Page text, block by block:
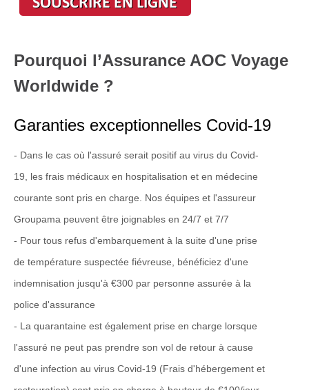
Pourquoi l’Assurance AOC Voyage
Worldwide ?
Garanties exceptionnelles Covid-19
- Dans le cas où l'assuré serait positif au virus du Covid-
19, les frais médicaux en hospitalisation et en médecine
courante sont pris en charge. Nos équipes et l'assureur
Groupama peuvent être joignables en 24/7 et 7/7
- Pour tous refus d'embarquement à la suite d'une prise
de température suspectée fiévreuse, bénéficiez d'une
indemnisation jusqu'à €300 par personne assurée à la
police d'assurance
- La quarantaine est également prise en charge lorsque
l'assuré ne peut pas prendre son vol de retour à cause
d'une infection au virus Covid-19 (Frais d'hébergement et